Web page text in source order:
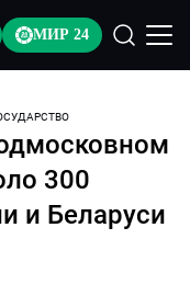
МИР 24
300
и Беларуси